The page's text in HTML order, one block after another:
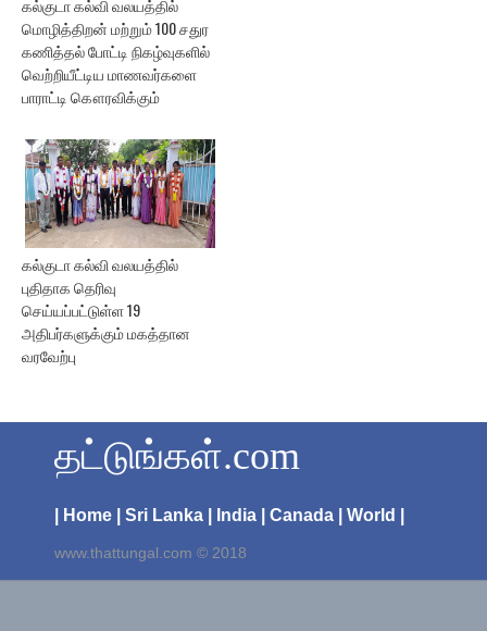
கல்குடா கல்வி வலயத்தில்
மொழித்திறன் மற்றும் 100 சதுர
கணித்தல் போட்டி நிகழ்வுகளில்
வெற்றியீட்டிய மாணவர்களை
பாராட்டி கௌரவிக்கும்
கல்குடா கல்வி வலயத்தில்
புதிதாக தெரிவு
செய்யப்பட்டுள்ள 19
அதிபர்களுக்கும் மகத்தான
வரவேற்பு
தட்டுங்கள்.com
| Home | Sri Lanka | India | Canada | World |
www.thattungal.com © 2018